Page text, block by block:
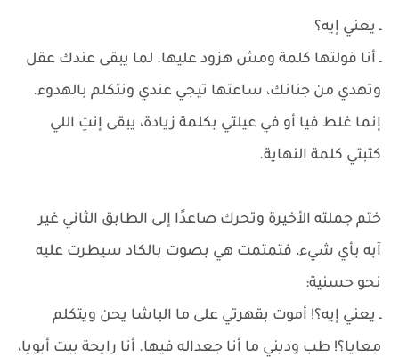
ـ يعني إيه؟
ـ أنا قولتها كلمة ومش هزود عليها. لما يبقى عندك عقل
وتهدي من جنانك، ساعتها تيجي عندي ونتكلم بالهدوء.
إنما غلط فيا أو في عيلتي بكلمة زيادة، يبقى إنتِ اللي
كتبتي كلمة النهاية.
ختم جملته الأخيرة وتحرك صاعدًا إلى الطابق الثاني غير
آبه بأي شيء، فتمتمت هي بصوت بالكاد سيطرت عليه
نحو حسنية:
ـ يعني إيه؟! أموت بقهرتي على ما الباشا يحن ويتكلم
معايا؟! طب وديني ما أنا جعداله فيها. أنا رايحة بيت أبويا،